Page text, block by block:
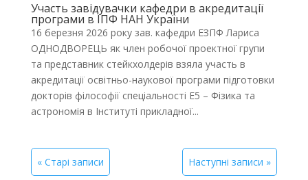
Участь завідувачки кафедри в акредитації
програми в ІПФ НАН України
16 березня 2026 року зав. кафедри ЕЗПФ Лариса
ОДНОДВОРЕЦЬ як член робочої проектної групи
та представник стейкхолдерів взяла участь в
акредитації освітньо-наукової програми підготовки
докторів філософії спеціальності Е5 – Фізика та
астрономія в Інституті прикладної...
« Старі записи Наступні записи »